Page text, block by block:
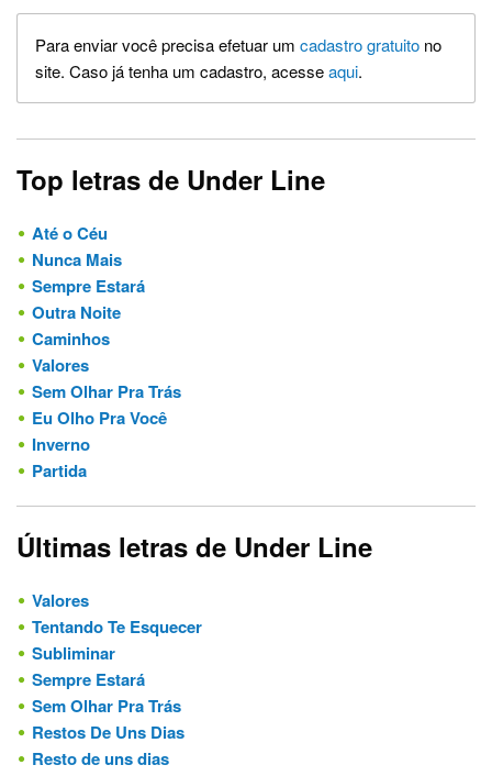
Para enviar você precisa efetuar um cadastro gratuito no
site. Caso já tenha um cadastro, acesseaqui.
Top letras de Under Line
Até o Céu
Nunca Mais
Sempre Estará
Outra Noite
Caminhos
Valores
Sem Olhar Pra Trás
Eu Olho Pra Você
Inverno
Partida
Últimas letras de Under Line
Valores
Tentando Te Esquecer
Subliminar
Sempre Estará
Sem Olhar Pra Trás
Restos De Uns Dias
Resto de uns dias